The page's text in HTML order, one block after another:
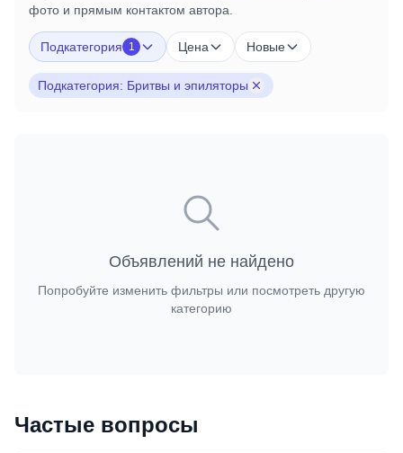
фото и прямым контактом автора.
Подкатегория 1 Цена Новые
Подкатегория: Бритвы и эпиляторы
Объявлений не найдено
Попробуйте изменить фильтры или посмотреть другую
категорию
Частые вопросы